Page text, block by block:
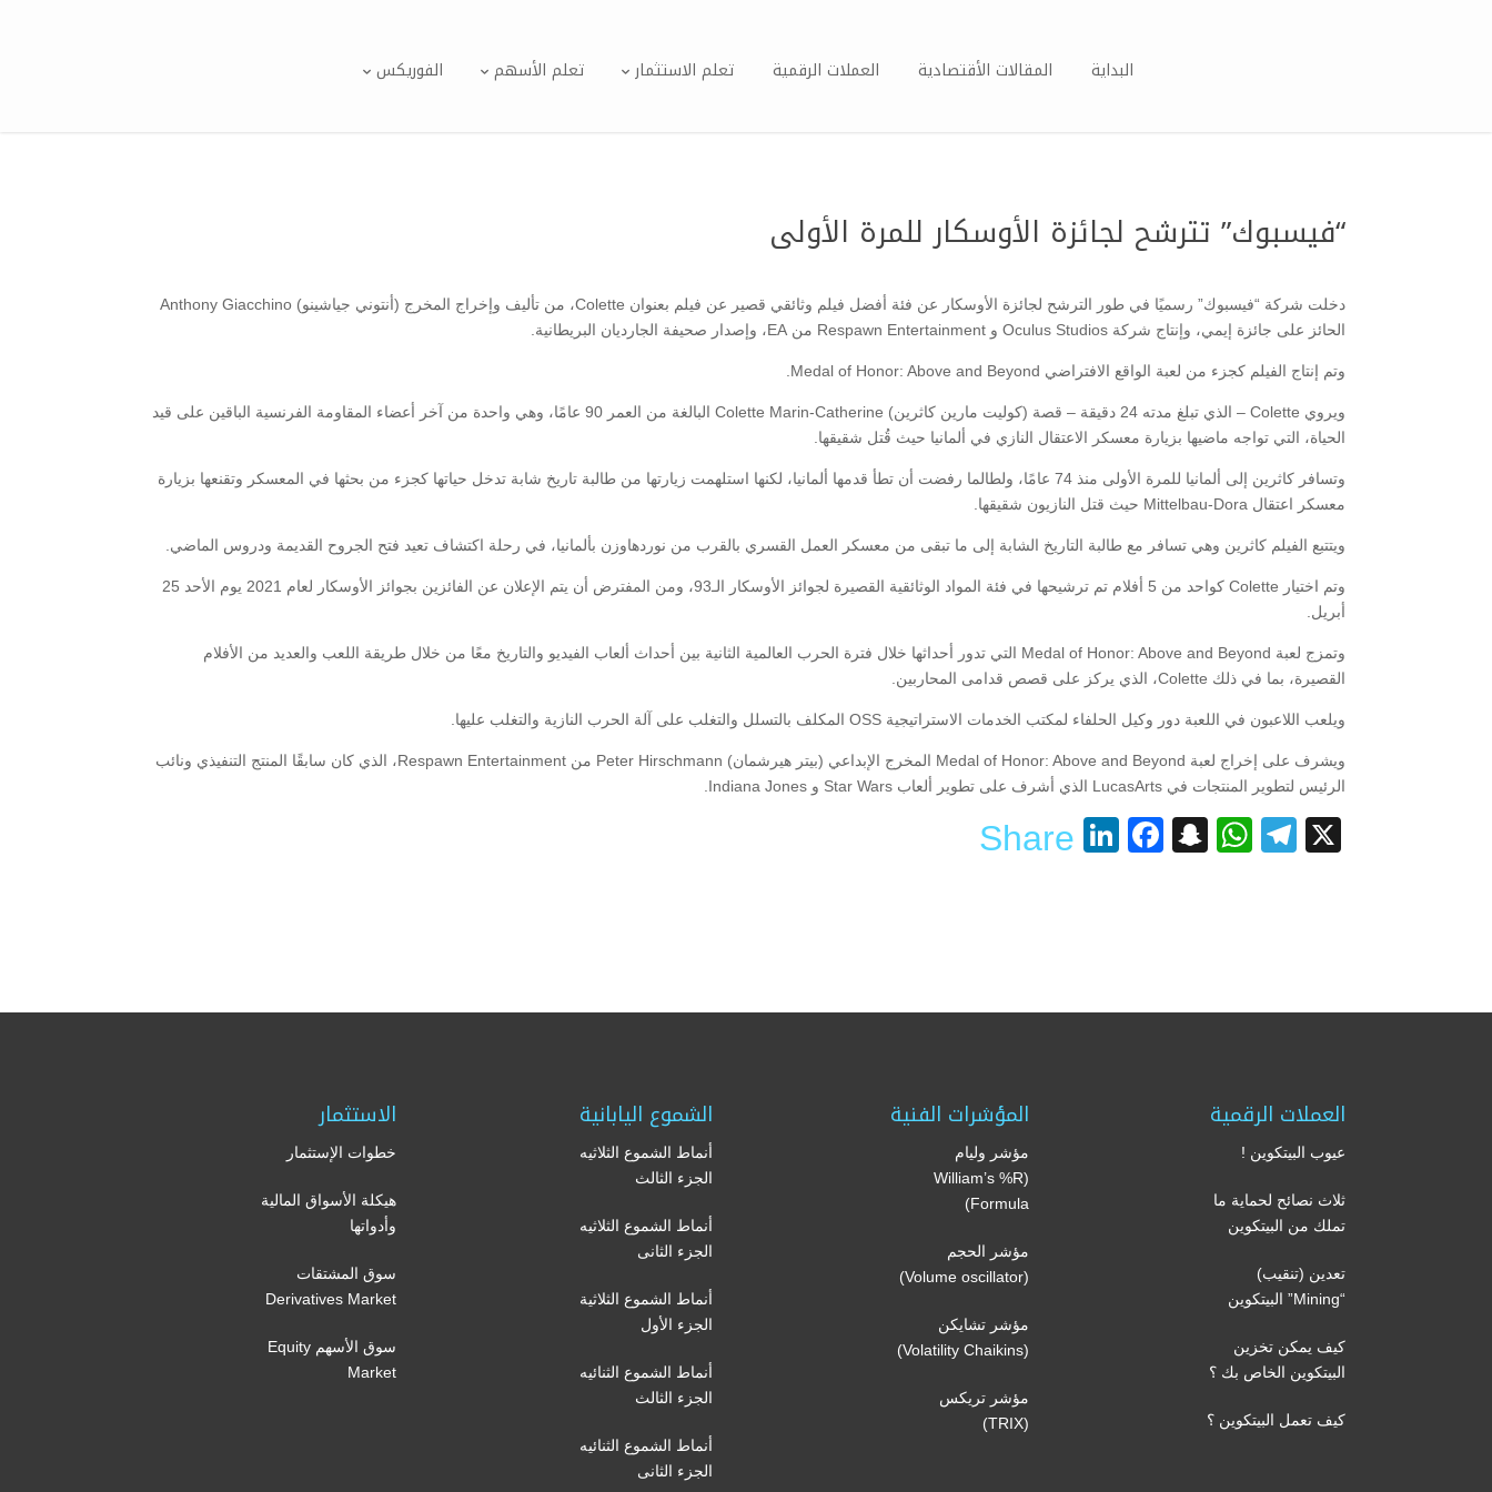
البداية المقالات الأقتصادية العملات الرقمية تعلم الاستثمار تعلم الأسهم الفوريكس
“فيسبوك” تترشح لجائزة الأوسكار للمرة الأولى
دخلت شركة “فيسبوك” رسميًا في طور الترشح لجائزة الأوسكار عن فئة أفضل فيلم وثائقي قصير عن فيلم بعنوان Colette، من تأليف وإخراج المخرج (أنتوني جياشينو) Anthony Giacchino
الحائز على جائزة إيمي، وإنتاج شركة Oculus Studios و Respawn Entertainment من EA، وإصدار صحيفة الجارديان البريطانية.
وتم إنتاج الفيلم كجزء من لعبة الواقع الافتراضي Medal of Honor: Above and Beyond.
ويروي Colette – الذي تبلغ مدته 24 دقيقة – قصة (كوليت مارين كاثرين) Colette Marin-Catherine البالغة من العمر 90 عامًا، وهي واحدة من آخر أعضاء المقاومة الفرنسية الباقين على قيد
الحياة، التي تواجه ماضيها بزيارة معسكر الاعتقال النازي في ألمانيا حيث قُتل شقيقها.
وتسافر كاثرين إلى ألمانيا للمرة الأولى منذ 74 عامًا، ولطالما رفضت أن تطأ قدمها ألمانيا، لكنها استلهمت زيارتها من طالبة تاريخ شابة تدخل حياتها كجزء من بحثها في المعسكر وتقنعها بزيارة
معسكر اعتقال Mittelbau-Dora حيث قتل النازيون شقيقها.
ويتتبع الفيلم كاثرين وهي تسافر مع طالبة التاريخ الشابة إلى ما تبقى من معسكر العمل القسري بالقرب من نوردهاوزن بألمانيا، في رحلة اكتشاف تعيد فتح الجروح القديمة ودروس الماضي.
وتم اختيار Colette كواحد من 5 أفلام تم ترشيحها في فئة المواد الوثائقية القصيرة لجوائز الأوسكار الـ93، ومن المفترض أن يتم الإعلان عن الفائزين بجوائز الأوسكار لعام 2021 يوم الأحد 25
أبريل.
وتمزج لعبة Medal of Honor: Above and Beyond التي تدور أحداثها خلال فترة الحرب العالمية الثانية بين أحداث ألعاب الفيديو والتاريخ معًا من خلال طريقة اللعب والعديد من الأفلام
القصيرة، بما في ذلك Colette، الذي يركز على قصص قدامى المحاربين.
ويلعب اللاعبون في اللعبة دور وكيل الحلفاء لمكتب الخدمات الاستراتيجية OSS المكلف بالتسلل والتغلب على آلة الحرب النازية والتغلب عليها.
ويشرف على إخراج لعبة Medal of Honor: Above and Beyond المخرج الإبداعي (بيتر هيرشمان) Peter Hirschmann من Respawn Entertainment، الذي كان سابقًا المنتج التنفيذي ونائب
الرئيس لتطوير المنتجات في LucasArts الذي أشرف على تطوير ألعاب Star Wars و Indiana Jones.
X
Telegram
WhatsApp
Snapchat
Facebook
LinkedIn
Share
العملات الرقمية
عيوب البيتكوين !
ثلاث نصائح لحماية ما
تملك من البيتكوين
تعدين (تنقيب)
“Mining” البيتكوين
كيف يمكن تخزين
البيتكوين الخاص بك ؟
كيف تعمل البيتكوين ؟
المؤشرات الفنية
مؤشر وليام
(William’s %R
Formula)
مؤشر الحجم
(Volume oscillator)
مؤشر تشايكن
(Volatility Chaikins)
مؤشر تريكس
(TRIX)
الشموع اليابانية
أنماط الشموع الثلاثيه
الجزء الثالث
أنماط الشموع الثلاثيه
الجزء الثانى
أنماط الشموع الثلاثية
الجزء الأول
أنماط الشموع الثنائيه
الجزء الثالث
أنماط الشموع الثنائيه
الجزء الثانى
الاستثمار
خطوات الإستثمار
هيكلة الأسواق المالية
وأدواتها
سوق المشتقات
Derivatives Market
سوق الأسهم Equity
Market